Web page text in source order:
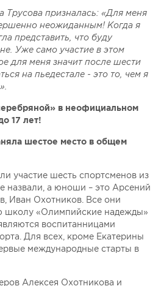
призналась: «Для меня
неожиданным! Когда я
представить, что буду
Уже само участие в этом
для меня значит после шести
на пьедестале - это то, чем я
в неофициальном
17 лет!
шестое место в общем
участие шесть спортсменов из
назвали, а юноши – это Арсений
Иван Охотников. Все они
школу «Олимпийские надежды»
воспитанницами
Для всех, кроме Екатерины
международные старты в
Алексея Охотникова и